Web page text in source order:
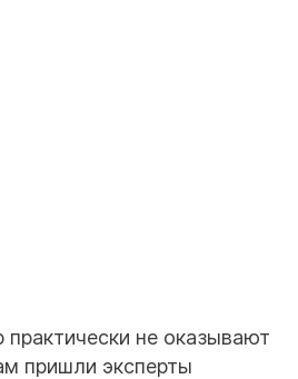
не оказывают
пришли эксперты